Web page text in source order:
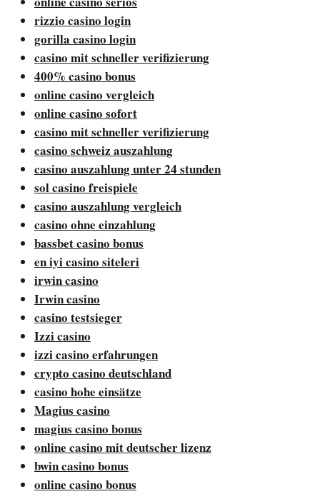
rizzio casino login
gorilla casino login
casino mit schneller verifizierung
400% casino bonus
online casino vergleich
online casino sofort
casino mit schneller verifizierung
casino schweiz auszahlung
casino auszahlung unter 24 stunden
sol casino freispiele
casino auszahlung vergleich
casino ohne einzahlung
bassbet casino bonus
en iyi casino siteleri
irwin casino
Irwin casino
casino testsieger
Izzi casino
izzi casino erfahrungen
crypto casino deutschland
casino hohe einsätze
Magius casino
magius casino bonus
online casino mit deutscher lizenz
bwin casino bonus
online casino bonus